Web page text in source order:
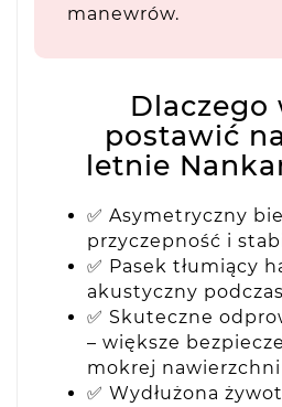
manewrów.
Dlaczego
postawić
letnie
✅ Asymetryczny
przyczepność i
✅ Pasek tłumiący
akustyczny
✅ Skuteczne
– większe
mokrej nawierzchni
✅ Wydłużona